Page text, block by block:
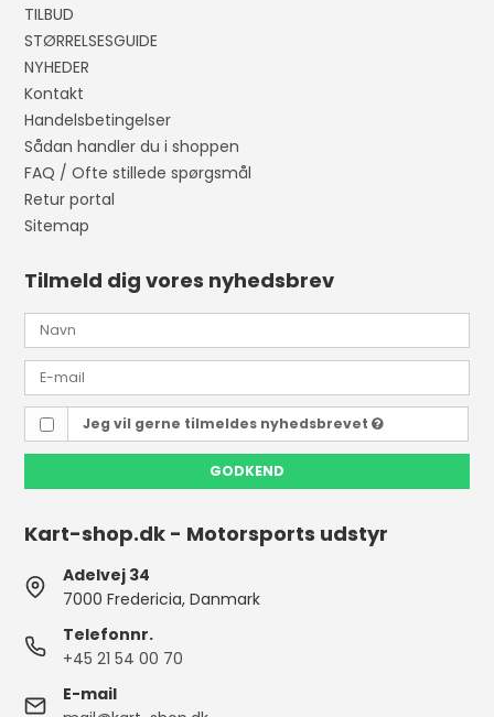
TILBUD
STØRRELSESGUIDE
NYHEDER
Kontakt
Handelsbetingelser
Sådan handler du i shoppen
FAQ / Ofte stillede spørgsmål
Retur portal
Sitemap
Tilmeld dig vores nyhedsbrev
Jeg vil gerne tilmeldes nyhedsbrevet
GODKEND
Kart-shop.dk - Motorsports udstyr
Adelvej 34
7000 Fredericia, Danmark
Telefonnr.
+45 21 54 00 70
E-mail